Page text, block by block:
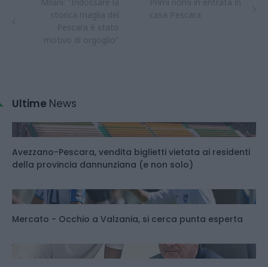
Ultime News
Avezzano-Pescara, vendita biglietti vietata ai residenti
della provincia dannunziana (e non solo)
Mercato - Occhio a Valzania, si cerca punta esperta